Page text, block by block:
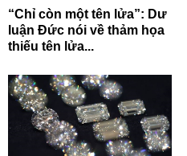
“Chỉ còn một tên lửa”: Dư
luận Đức nói về thảm họa
thiếu tên lửa...